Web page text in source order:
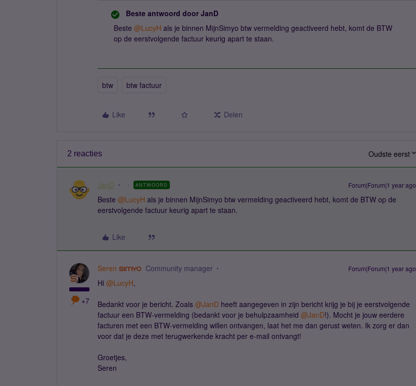
Beste antwoord door JanD
Beste ​ @LucyH als je binnen MijnSimyo btw vermelding geactiveerd hebt, komt de BTW
op de eerstvolgende factuur keurig apart te staan.
btw btw factuur
Like Delen
2 reacties Oudste eerst
JanD ANTWOORD Forum|Forum|1 year ago
Beste ​ @LucyH als je binnen MijnSimyo btw vermelding geactiveerd hebt, komt de BTW op de
eerstvolgende factuur keurig apart te staan.
Like
+7
Seren Community manager Forum|Forum|1 year ago
Hi ​ @LucyH,
Bedankt voor je bericht. Zoals ​ @JanD heeft aangegeven in zijn bericht krijg je bij je eerstvolgende
factuur een BTW-vermelding (bedankt voor je behulpzaamheid ​ @JanD!). Mocht je jouw eerdere
facturen met een BTW-vermelding willen ontvangen, laat het me dan gerust weten. Ik zorg er dan
voor dat je deze met terugwerkende kracht per e-mail ontvangt!
Groetjes,
Seren